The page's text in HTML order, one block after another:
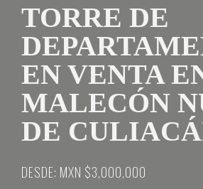
TORRE DE
EN VENTA
MALECÓN
DE
DESDE: MXN $3,000,000